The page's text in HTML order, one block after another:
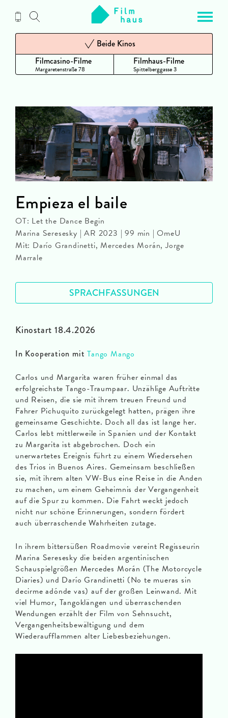
Inhalt
Filmcasino-Filme
Margaretenstraße 78
Beide Kinos
Filmhaus-Filme
Spittelberggasse 3
Kinostart 18.4.2026
In Kooperation mitTango Mango
Carlos und Margarita waren früher einmal das
erfolgreichste Tango-Traumpaar. Unzählige Auftritte
und Reisen, die sie mit ihrem treuen Freund und
Fahrer Pichuquito zurückgelegt hatten, prägen ihre
gemeinsame Geschichte. Doch all das ist lange her.
Carlos lebt mittlerweile in Spanien und der Kontakt
zu Margarita ist abgebrochen. Doch ein
unerwartetes Ereignis führt zu einem Wiedersehen
des Trios in Buenos Aires. Gemeinsam beschließen
sie, mit ihrem alten VW-Bus eine Reise in die Anden
zu machen, um einem Geheimnis der Vergangenheit
auf die Spur zu kommen. Die Fahrt weckt jedoch
nicht nur schöne Erinnerungen, sondern fördert
auch überraschende Wahrheiten zutage.
In ihrem bittersüßen Roadmovie vereint Regisseurin
Marina Seresesky die beiden argentinischen
Schauspielgrößen Mercedes Morán (The Motorcycle
Diaries) und Darío Grandinetti (No te mueras sin
decirme adónde vas) auf der großen Leinwand. Mit
viel Humor, Tangoklängen und überraschenden
Wendungen erzählt der Film von Sehnsucht,
Vergangenheitsbewältigung und dem
Wiederaufflammen alter Liebesbeziehungen.
Empieza el baile
OT: Let the Dance Begin
Marina Seresesky | AR 2023 | 99 min | OmeU
Mit: Darío Grandinetti, Mercedes Morán, Jorge
Marrale
SPRACHFASSUNGEN